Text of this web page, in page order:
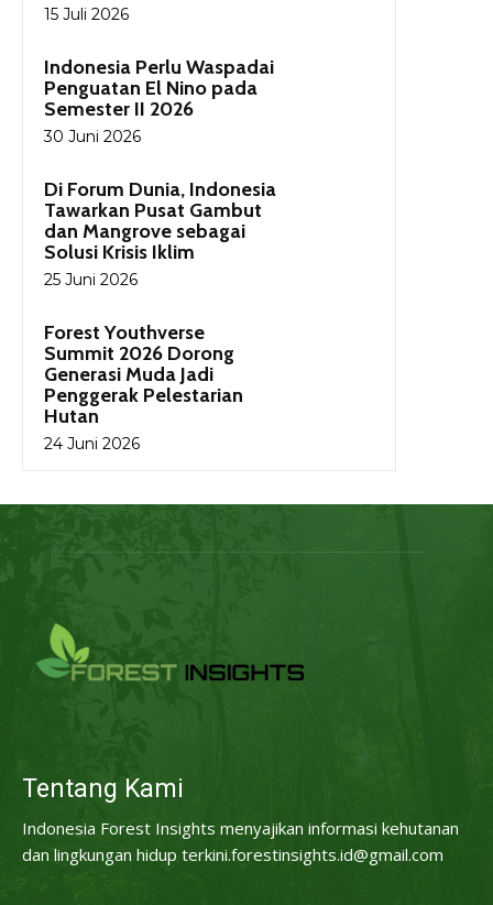
15 Juli 2026
Indonesia Perlu Waspadai
Penguatan El Nino pada
Semester II 2026
30 Juni 2026
Di Forum Dunia, Indonesia
Tawarkan Pusat Gambut
dan Mangrove sebagai
Solusi Krisis Iklim
25 Juni 2026
Forest Youthverse
Summit 2026 Dorong
Generasi Muda Jadi
Penggerak Pelestarian
Hutan
24 Juni 2026
Tentang Kami
Indonesia Forest Insights menyajikan informasi kehutanan
dan lingkungan hidup terkini.forestinsights.id@gmail.com